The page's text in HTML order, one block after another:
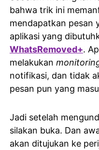
bahwa trik ini
mendapatkan pesan
aplikasi yang
WhatsRemoved+.
melakukan
notifikasi, dan tidak
pesan pun yang
Jadi setelah
silakan buka. Dan
akan ditujukan ke